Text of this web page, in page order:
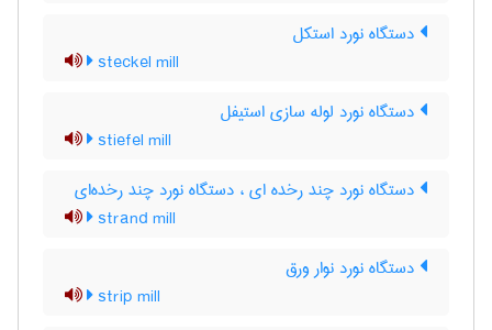
دستگاه نورد استکل
steckel mill
دستگاه نورد لوله سازی استیفل
stiefel mill
دستگاه نورد چند رخده ای ، دستگاه نورد چند رخده‌ای
strand mill
دستگاه نورد نوار ورق
strip mill